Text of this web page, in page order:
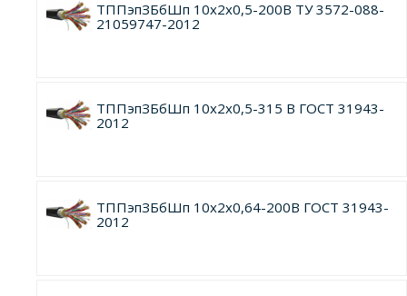
ТППэпЗБбШп 10х2х0,5-200В ТУ 3572-088-
21059747-2012
ТППэпЗБбШп 10х2х0,5-315 В ГОСТ 31943-
2012
ТППэпЗБбШп 10х2х0,64-200В ГОСТ 31943-
2012